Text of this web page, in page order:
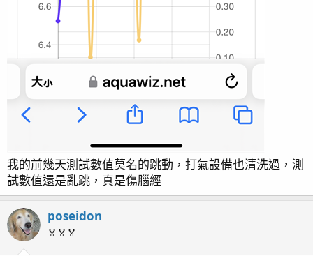
我的前幾天測試數值莫名的跳動，打氣設備也清洗過，測
試數值還是亂跳，真是傷腦經
poseidon
🏅🏅🏅